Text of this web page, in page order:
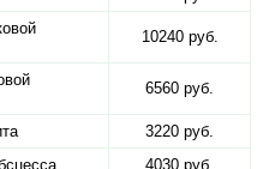
10240 руб.
6560 руб.
3220 руб.
4030 руб.